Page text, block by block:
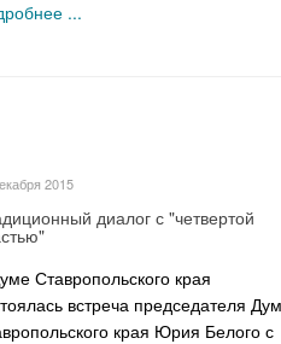
...
2015
диалог с "четвертой
Ставропольского края
встреча председателя
края Юрия Белого с